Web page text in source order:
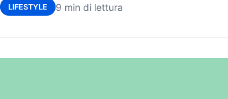
LIFESTYLE 9 min di lettura